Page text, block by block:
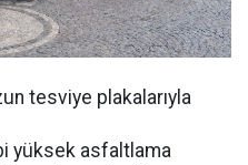
tesviye plakalarıyla
yüksek asfaltlama